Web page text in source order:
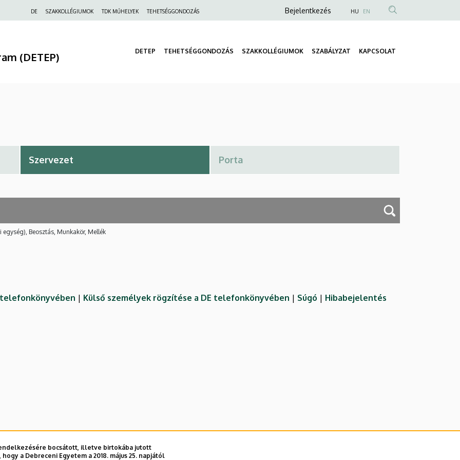
Felső
DE SZAKKOLLÉGIUMOK TDK MŰHELYEK TEHETSÉGGONDOZÁS
Anonim
menüje
Bejelentkezés HU EN
(DETEP) DETEP TEHETSÉGGONDOZÁS SZAKKOLLÉGIUMOK SZABÁLYZAT KAPCSOLAT
egység), Beosztás, Munkakör, Mellék
| Külső személyek rögzítése a DE telefonkönyvében | Súgó | Hibabejelentés
bocsátott, illetve birtokába jutott
a Debreceni Egyetem a 2018. május 25. napjától